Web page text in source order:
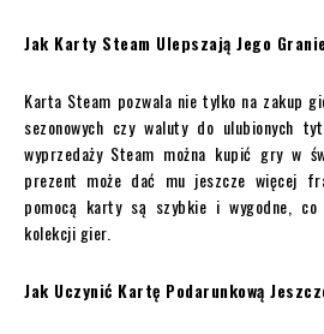
Jak Karty Steam Ulepszają Jego
Karta Steam pozwala nie tylko na zakup
sezonowych czy waluty do ulubionych
wyprzedaży Steam można kupić gry w
prezent może dać mu jeszcze więcej
pomocą karty są szybkie i wygodne, co
kolekcji gier.
Jak Uczynić Kartę Podarunkową